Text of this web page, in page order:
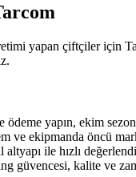
yapan çiftçiler için
yapın, ekim
ve ekipmanda öncü
ile hızlı
güvencesi, kalite ve